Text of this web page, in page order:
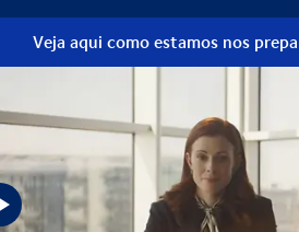
Veja aqui como estamos nos